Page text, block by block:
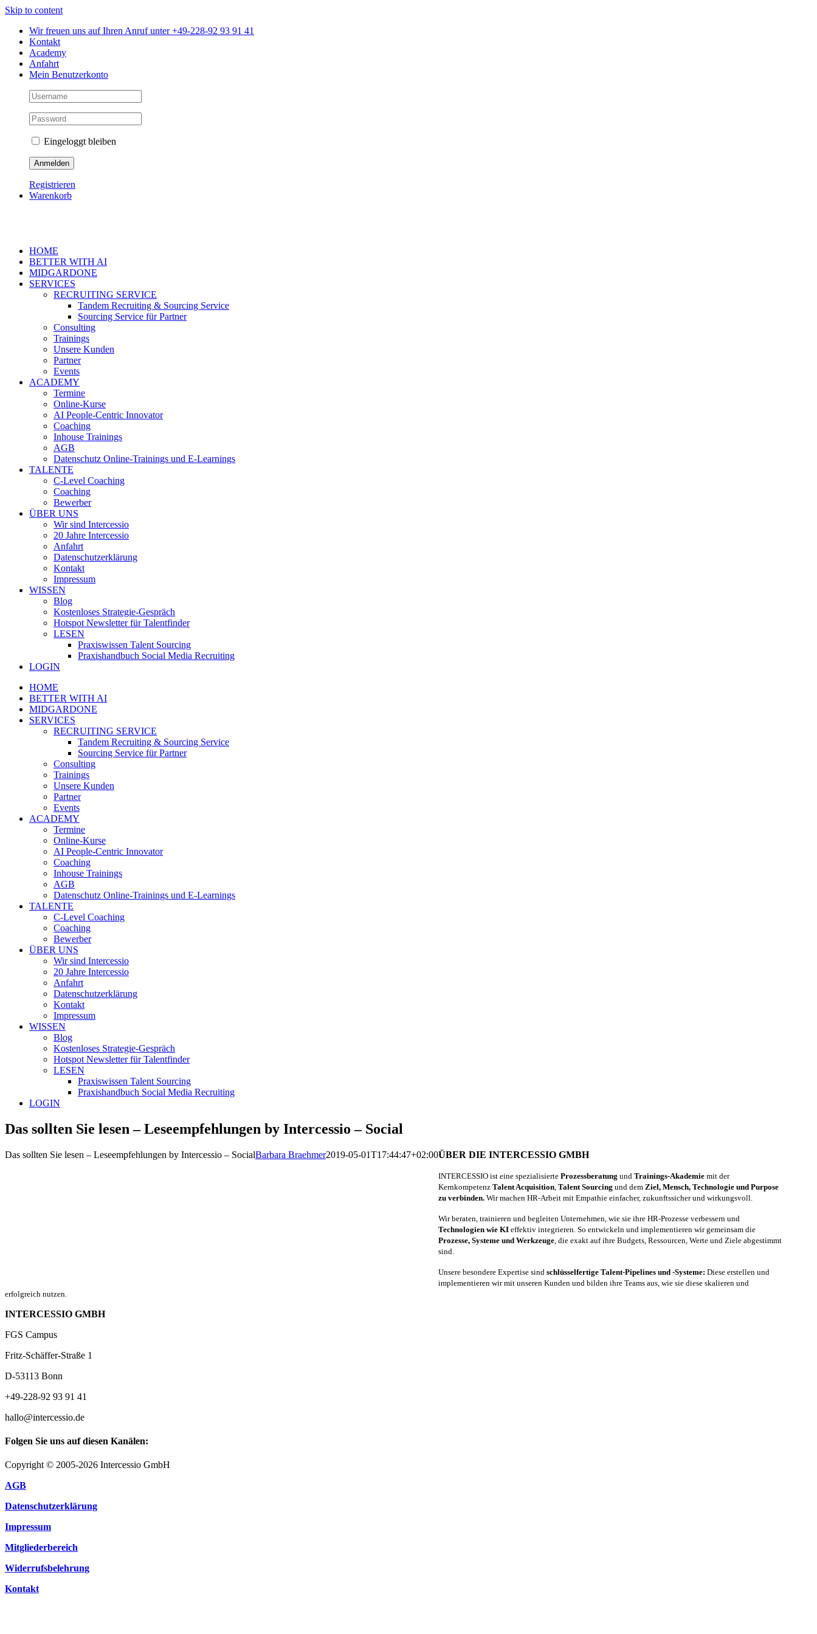
Skip to content
Wir freuen uns auf Ihren Anruf unter +49-228-92 93 91 41
Kontakt
Academy
Anfahrt
Mein Benutzerkonto
Eingeloggt bleiben
Registrieren
Warenkorb
HOME
BETTER WITH AI
MIDGARDONE
SERVICES
RECRUITING SERVICE
Tandem Recruiting & Sourcing Service
Sourcing Service für Partner
Consulting
Trainings
Unsere Kunden
Partner
Events
ACADEMY
Termine
Online-Kurse
AI People-Centric Innovator
Coaching
Inhouse Trainings
AGB
Datenschutz Online-Trainings und E-Learnings
TALENTE
C-Level Coaching
Coaching
Bewerber
ÜBER UNS
Wir sind Intercessio
20 Jahre Intercessio
Anfahrt
Datenschutzerklärung
Kontakt
Impressum
WISSEN
Blog
Kostenloses Strategie-Gespräch
Hotspot Newsletter für Talentfinder
LESEN
Praxiswissen Talent Sourcing
Praxishandbuch Social Media Recruiting
LOGIN
HOME
BETTER WITH AI
MIDGARDONE
SERVICES
RECRUITING SERVICE
Tandem Recruiting & Sourcing Service
Sourcing Service für Partner
Consulting
Trainings
Unsere Kunden
Partner
Events
ACADEMY
Termine
Online-Kurse
AI People-Centric Innovator
Coaching
Inhouse Trainings
AGB
Datenschutz Online-Trainings und E-Learnings
TALENTE
C-Level Coaching
Coaching
Bewerber
ÜBER UNS
Wir sind Intercessio
20 Jahre Intercessio
Anfahrt
Datenschutzerklärung
Kontakt
Impressum
WISSEN
Blog
Kostenloses Strategie-Gespräch
Hotspot Newsletter für Talentfinder
LESEN
Praxiswissen Talent Sourcing
Praxishandbuch Social Media Recruiting
LOGIN
Das sollten Sie lesen – Leseempfehlungen by Intercessio – Social
Das sollten Sie lesen – Leseempfehlungen by Intercessio – SocialBarbara Braehmer2019-05-01T17:44:47+02:00ÜBER DIE INTERCESSIO GMBH
INTERCESSIO ist eine spezialisierte Prozessberatung und Trainings-Akademie mit der
Kernkompetenz Talent Acquisition Talent Sourcing und dem Ziel, Mensch, Technologie und Purpose
zu verbinden. Wir machen HR-Arbeit mit Empathie einfacher, zukunftssicher und wirkungsvoll.
Wir beraten, trainieren und begleiten Unternehmen, wie sie ihre HR-Prozesse verbessern und
Technologien wie KI effektiv integrieren. So entwickeln und implementieren wir gemeinsam die
Prozesse, Systeme und Werkzeuge , die exakt auf ihre Budgets, Ressourcen, Werte und Ziele abgestimmt
sind.
Unsere besondere Expertise sind schlüsselfertige Talent-Pipelines und -Systeme: Diese erstellen und
implementieren wir mit unseren Kunden und bilden ihre Teams aus, wie sie diese skalieren und
erfolgreich nutzen.
INTERCESSIO GMBH
FGS Campus
Fritz-Schäffer-Straße 1
D-53113 Bonn
+49-228-92 93 91 41
hallo@intercessio.de
Folgen Sie uns auf diesen Kanälen:
Copyright © 2005-2026 Intercessio GmbH
AGB
Datenschutzerklärung
Impressum
Mitgliederbereich
Widerrufsbelehrung
Kontakt